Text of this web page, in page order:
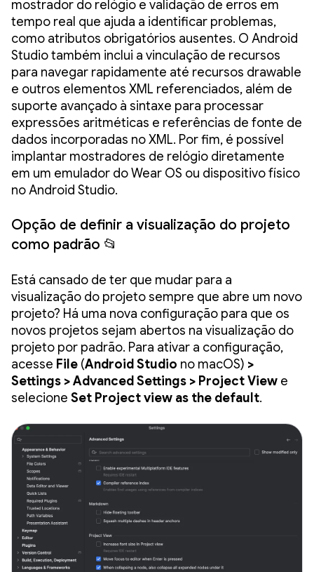
mostrador do relógio e validação de erros em
tempo real que ajuda a identificar problemas,
como atributos obrigatórios ausentes. O Android
Studio também inclui a vinculação de recursos
para navegar rapidamente até recursos drawable
e outros elementos XML referenciados, além de
suporte avançado à sintaxe para processar
expressões aritméticas e referências de fonte de
dados incorporadas no XML. Por fim, é possível
implantar mostradores de relógio diretamente
em um emulador do Wear OS ou dispositivo físico
no Android Studio.
Opção de definir a visualização do projeto
como padrão 📂
Está cansado de ter que mudar para a
visualização do projeto sempre que abre um novo
projeto? Há uma nova configuração para que os
novos projetos sejam abertos na visualização do
projeto por padrão. Para ativar a configuração,
acesse File (Android Studio no macOS) >
Settings > Advanced Settings > Project View e
selecione Set Project view as the default.